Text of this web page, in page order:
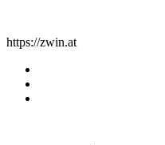
https://zwin.at